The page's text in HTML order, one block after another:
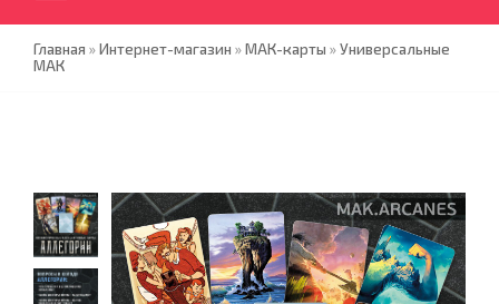
Главная »Интернет-магазин »МАК-карты »Универсальные
МАК